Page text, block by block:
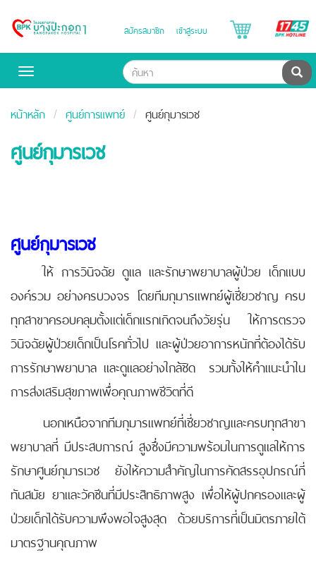
Bangpakok
สมัครสมาชิก เข้าสู่ระบบ
Toggle
ค้น
หน้าหลัก ศูนย์การแพทย์ ศูนย์กุมารเวช
ศูนย์กุมารเวช
ศูนย์กุมารเวช
ให้ การวินิจฉัย ดูแล และรักษาพยาบาลผู้ป่วย เด็กแบบ
องค์รวม อย่างครบวงจร โดยทีมกุมารแพทย์ผู้เชี่ยวชาญ ครบ
ทุกสาขาครอบคลุมตั้งแต่เด็กแรกเกิดจนถึงวัยรุ่น ให้การตรวจ
วินิจฉัยผู้ป่วยเด็กเป็นโรคทั่วไป และผู้ป่วยอาการหนักที่ต้องได้รับ
การรักษาพยาบาล และดูแลอย่างใกล้ชิด รวมทั้งให้คำแนะนำใน
การส่งเสริมสุขภาพเพื่อคุณภาพชีวิตที่ดี
นอกเหนือจากทีมกุมารแพทย์ที่เชี่ยวชาญและครบทุกสาขา
พยาบาลที่ มีประสบการณ์ สูงซึ่งมีความพร้อมในการดูแลให้การ
รักษาศูนย์กุมารเวช ยังให้ความสำคัญในการคัดสรรอุปกรณ์ที่
ทันสมัย ยาและวัคซีนที่มีประสิทธิภาพสูง เพื่อให้ผู้ปกครองและผู้
ป่วยเด็กได้รับความพึงพอใจสูงสุด ด้วยบริการที่เป็นมิตรภายใต้
มาตรฐานคุณภาพ